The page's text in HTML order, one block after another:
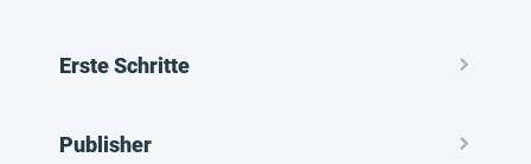
Erste Schritte
Publisher